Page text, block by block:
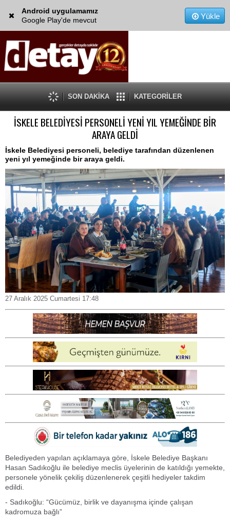
Android uygulamamız
Google Play'de mevcut
Yükle
SON DAKİKA KATEGORİLER
İSKELE BELEDİYESİ PERSONELİ YENİ YIL YEMEĞİNDE BİR
ARAYA GELDİ
İskele Belediyesi personeli, belediye tarafından düzenlenen
yeni yıl yemeğinde bir araya geldi.
27 Aralık 2025 Cumartesi 17:48
Belediyeden yapılan açıklamaya göre, İskele Belediye Başkanı
Hasan Sadıkoğlu ile belediye meclis üyelerinin de katıldığı yemekte,
personele yönelik çekiliş düzenlenerek çeşitli hediyeler takdim
edildi.
- Sadıkoğlu: “Gücümüz, birlik ve dayanışma içinde çalışan
kadromuza bağlı”